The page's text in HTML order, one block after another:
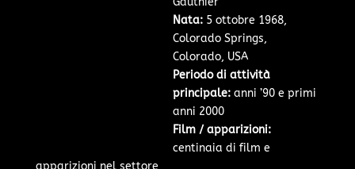
Nata:5 ottobre 1968,
Colorado Springs,
Colorado, USA
Periodo di attività
principale:anni ’90 e primi
anni 2000
Film / apparizioni:
centinaia di film e